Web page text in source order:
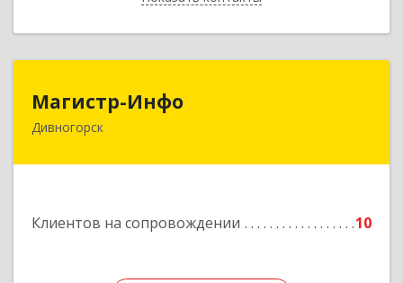
Магистр-Инфо
Дивногорск
Клиентов на сопровождении 10
663090 Красноярский край Дивногорск г